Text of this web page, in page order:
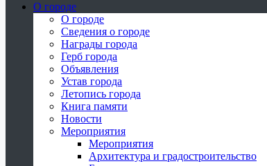
О городе
О городе
Сведения о городе
Награды города
Герб города
Объявления
Устав города
Летопись города
Книга памяти
Новости
Мероприятия
Мероприятия
Архитектура и градостроительство